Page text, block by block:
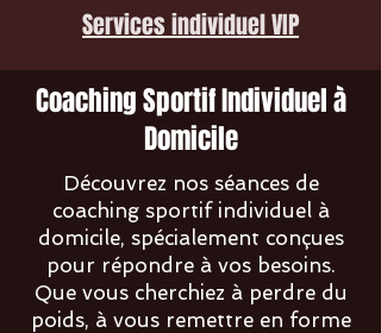
Services individuel VIP
Coaching Sportif Individuel à
Domicile
Découvrez nos séances de
coaching sportif individuel à
domicile, spécialement conçues
pour répondre à vos besoins.
Que vous cherchiez à perdre du
poids, à vous remettre en forme